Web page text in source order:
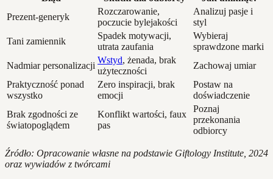
Prezent-generyk
Rozczarowanie,
poczucie bylejakości
Analizuj pasje i
styl
Tani zamiennik
Spadek motywacji,
utrata zaufania
Wybieraj
sprawdzone marki
Nadmiar personalizacji
Wstyd, żenada, brak
użyteczności
Zachowaj umiar
Praktyczność ponad
wszystko
Zero inspiracji, brak
emocji
Postaw na
doświadczenie
Brak zgodności ze
światopoglądem
Konflikt wartości, faux
pas
Poznaj
przekonania
odbiorcy
Źródło: Opracowanie własne na podstawie Giftology Institute, 2024
oraz wywiadów z twórcami